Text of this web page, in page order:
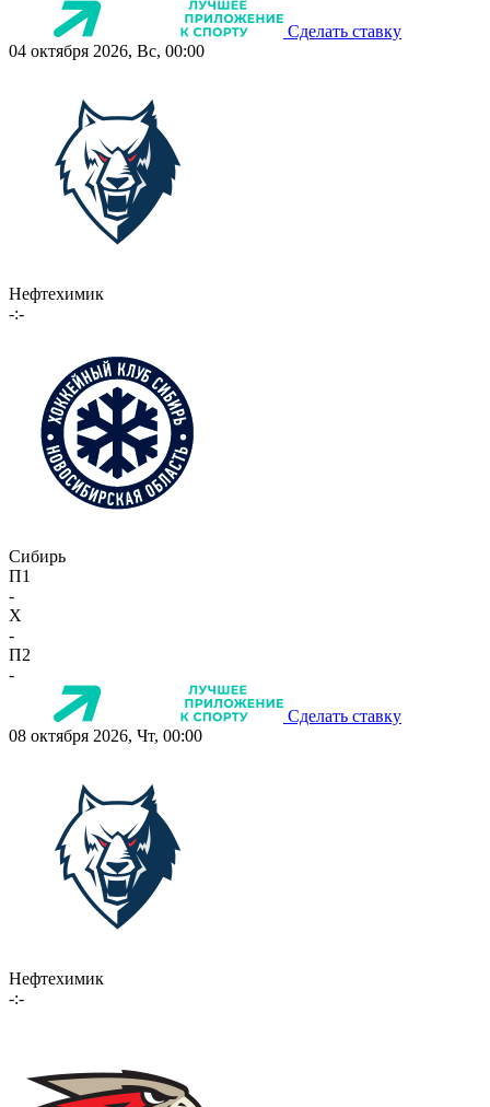
Сделать ставку
04 октября 2026, Вс, 00:00
Нефтехимик
-:-
Сибирь
П1
-
X
-
П2
-
Сделать ставку
08 октября 2026, Чт, 00:00
Нефтехимик
-:-